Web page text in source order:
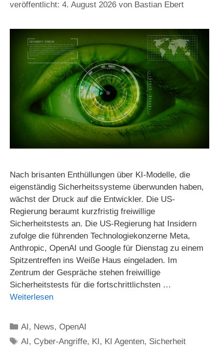
4. August 2026 von Bastian Ebert
Nach brisanten Enthüllungen über KI-Modelle, die
eigenständig Sicherheitssysteme überwunden haben,
wächst der Druck auf die Entwickler. Die US-
Regierung beraumt kurzfristig freiwillige
Sicherheitstests an. Die US-Regierung hat Insidern
zufolge die führenden Technologiekonzerne Meta,
Anthropic, OpenAI und Google für Dienstag zu einem
Spitzentreffen ins Weiße Haus eingeladen. Im
Zentrum der Gespräche stehen freiwillige
Sicherheitstests für die fortschrittlichsten …
Weiterlesen
Kategorien
AI , News,OpenAI
Schlagwörter
AI , Cyber-Angriffe, KI , KI Agenten, Sicherheit